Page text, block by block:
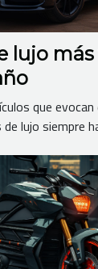
lujo
que
lujo siempre